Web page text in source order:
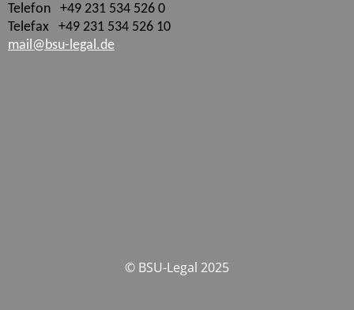
Telefon +49 231 534 526 0
Telefax +49 231 534 526 10
mail@bsu-legal.de
© BSU-Legal 2025